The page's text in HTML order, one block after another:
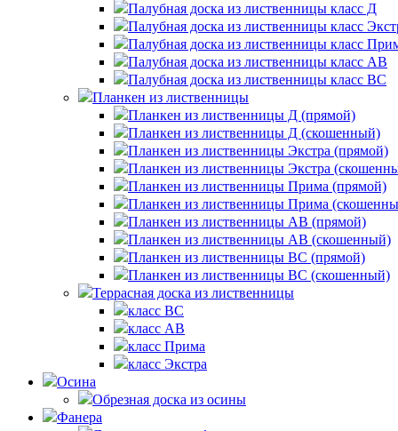
Палубная доска из лиственницы класс Д
Палубная доска из лиственницы класс
Палубная доска из лиственницы класс
Палубная доска из лиственницы класс AB
Палубная доска из лиственницы класс BC
Планкен из лиственницы
Планкен из лиственницы Д (прямой)
Планкен из лиственницы Д (скошенный)
Планкен из лиственницы Экстра (прямой)
Планкен из лиственницы Экстра
Планкен из лиственницы Прима (прямой)
Планкен из лиственницы Прима
Планкен из лиственницы AB (прямой)
Планкен из лиственницы AB (скошенный)
Планкен из лиственницы BC (прямой)
Планкен из лиственницы BC (скошенный)
Террасная доска из лиственницы
класс BC
класс AB
класс Прима
класс Экстра
Осина
Обрезная доска из осины
Фанера